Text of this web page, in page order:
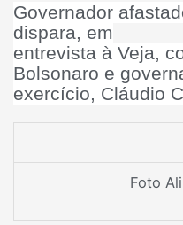
Governador
dispara, em
entrevista à Veja,
Bolsonaro e
exercício, Cláudio
Foto